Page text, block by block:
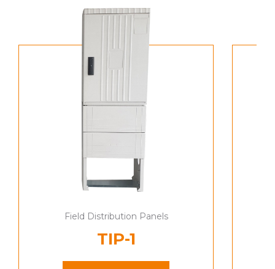
Field Distribution Panels
TIP-1